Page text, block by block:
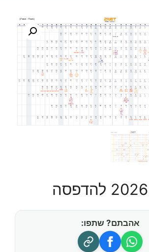
אהבתם? שתפו: